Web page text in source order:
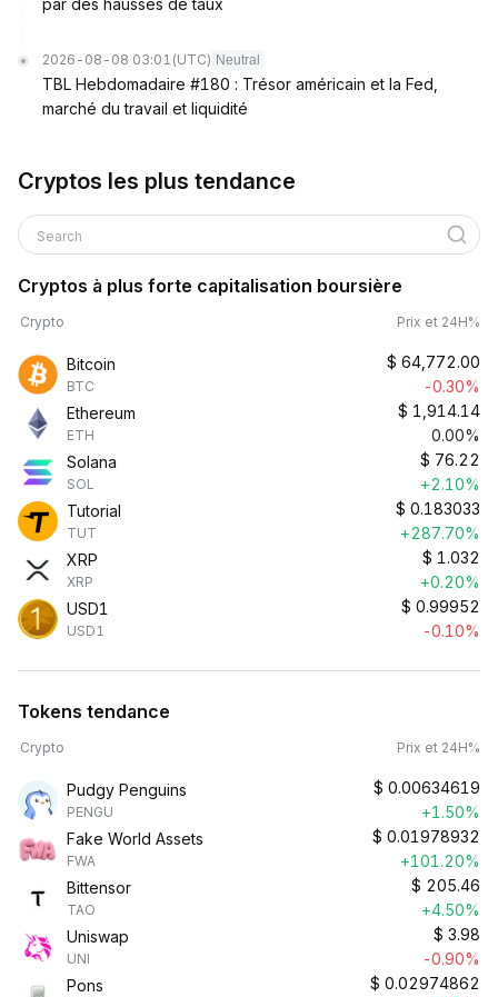
par des hausses de taux
2026-08-08 03:01 (UTC) Neutral
TBL Hebdomadaire #180 : Trésor américain et la Fed,
marché du travail et liquidité
Cryptos les plus tendance
Search
Cryptos à plus forte capitalisation boursière
Crypto Prix et 24H%
Bitcoin
BTC
$ 64,772.00
-0.30%
Ethereum
ETH
$ 1,914.14
0.00%
Solana
SOL
$ 76.22
+2.10%
Tutorial
TUT
$ 0.183033
+287.70%
XRP
XRP
$ 1.032
+0.20%
USD1
USD1
$ 0.99952
-0.10%
Tokens tendance
Crypto Prix et 24H%
Pudgy Penguins
PENGU
$ 0.00634619
+1.50%
Fake World Assets
FWA
$ 0.01978932
+101.20%
Bittensor
TAO
$ 205.46
+4.50%
Uniswap
UNI
$ 3.98
-0.90%
Pons
$ 0.02974862